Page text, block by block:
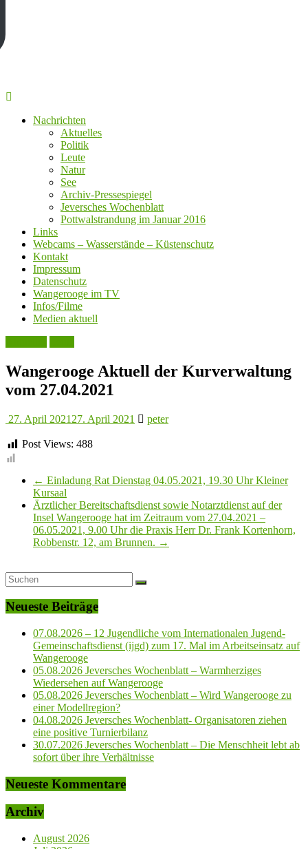
Nachrichten
Aktuelles
Politik
Leute
Natur
See
Archiv-Pressespiegel
Jeversches Wochenblatt
Pottwalstrandung im Januar 2016
Links
Webcams – Wasserstände – Küstenschutz
Kontakt
Impressum
Datenschutz
Wangerooge im TV
Infos/Filme
Medien aktuell
Wangerooge Aktuell der Kurverwaltung
vom 27.04.2021
27. April 2021 27. April 2021 peter
Post Views: 488
← Einladung Rat Dienstag 04.05.2021, 19.30 Uhr Kleiner
Kursaal
Ärztlicher Bereitschaftsdienst sowie Notarztdienst auf der
Insel Wangerooge hat im Zeitraum vom 27.04.2021 –
06.05.2021, 9.00 Uhr die Praxis Herr Dr. Frank Kortenhorn,
Robbenstr. 12, am Brunnen. →
Neueste Beiträge
07.08.2026 – 12 Jugendliche vom Internationalen Jugend-
Gemeinschaftsdienst (ijgd) zum 17. Mal im Arbeitseinsatz auf
Wangerooge
05.08.2026 Jeversches Wochenblatt – Warmherziges
Wiedersehen auf Wangerooge
05.08.2026 Jeversches Wochenblatt – Wird Wangerooge zu
einer Modellregion?
04.08.2026 Jeversches Wochenblatt- Organisatoren ziehen
eine positive Turnierbilanz
30.07.2026 Jeversches Wochenblatt – Die Menschheit lebt ab
sofort über ihre Verhältnisse
Neueste Kommentare
Archiv
August 2026